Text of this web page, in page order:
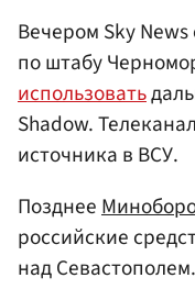
Вечером Sky
по штабу
использовать
Shadow.
источника в ВСУ.
Позднее
российские
над Севастополем.